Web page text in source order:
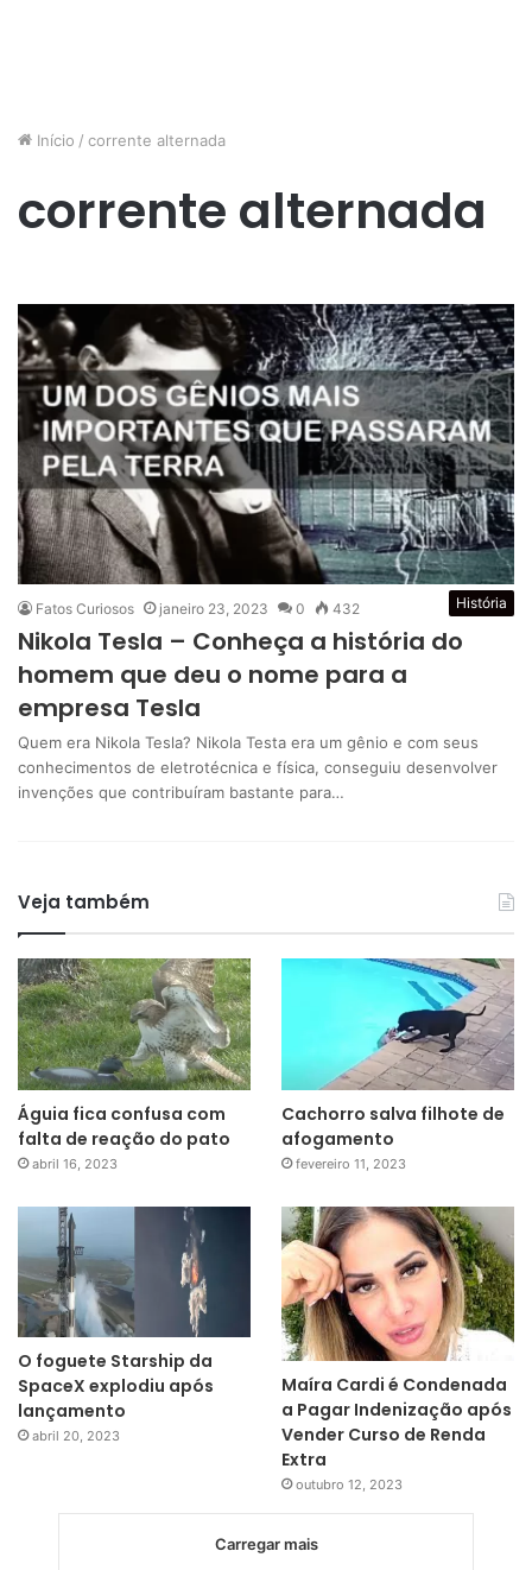
Início / corrente alternada
corrente alternada
História
Fatos Curiosos janeiro 23, 2023 0 432
Nikola Tesla – Conheça a história do
homem que deu o nome para a
empresa Tesla
Quem era Nikola Tesla? Nikola Testa era um gênio e com seus
conhecimentos de eletrotécnica e física, conseguiu desenvolver
invenções que contribuíram bastante para…
Veja também
Águia fica confusa com
falta de reação do pato
abril 16, 2023
Cachorro salva filhote de
afogamento
fevereiro 11, 2023
O foguete Starship da
SpaceX explodiu após
lançamento
abril 20, 2023
Maíra Cardi é Condenada
a Pagar Indenização após
Vender Curso de Renda
Extra
outubro 12, 2023
Carregar mais